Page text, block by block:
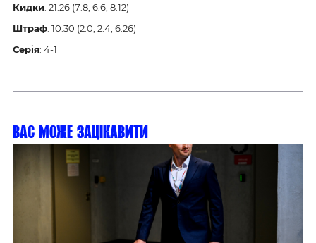
Кидки: 21:26 (7:8, 6:6, 8:12)
Штраф: 10:30 (2:0, 2:4, 6:26)
Серія: 4-1
Вас може зацікавити